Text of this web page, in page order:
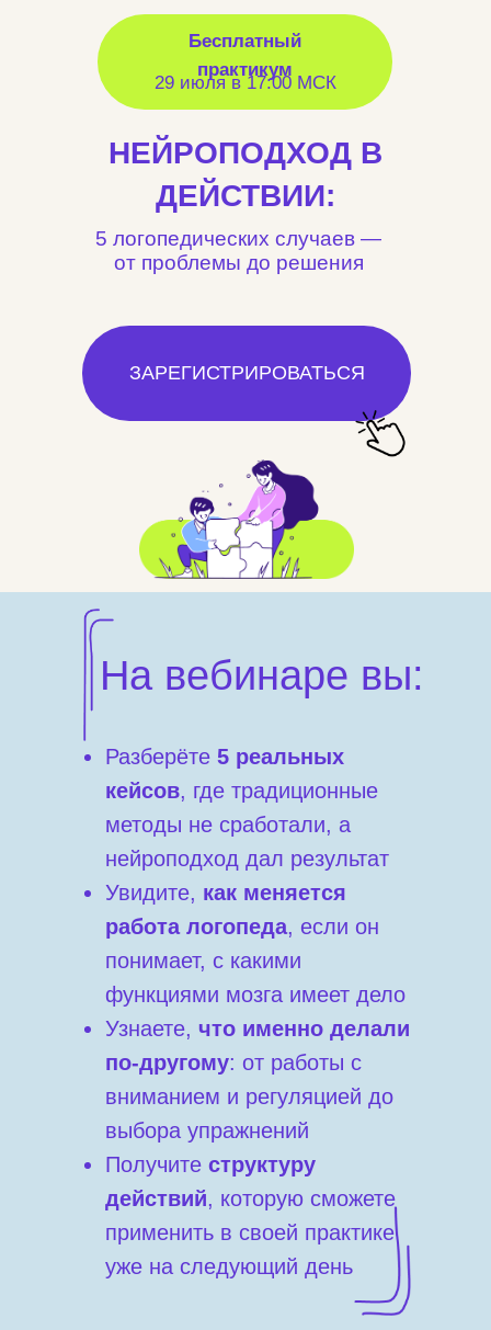
НЕЙРОПОДХОД В
ДЕЙСТВИИ:
Бесплатный
практикум
29 июля в 17:00 МСК
ЗАРЕГИСТРИРОВАТЬСЯ
5 логопедических случаев —
от проблемы до решения
На вебинаре вы:
Разберёте 5 реальных
кейсов, где традиционные
методы не сработали, а
нейроподход дал результат
Увидите, как меняется
работа логопеда, если он
понимает, с какими
функциями мозга имеет дело
Узнаете, что именно делали
по-другому: от работы с
вниманием и регуляцией до
выбора упражнений
Получите структуру
действий, которую сможете
применить в своей практике
уже на следующий день